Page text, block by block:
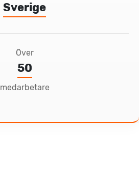
Sverige
Över
50
medarbetare